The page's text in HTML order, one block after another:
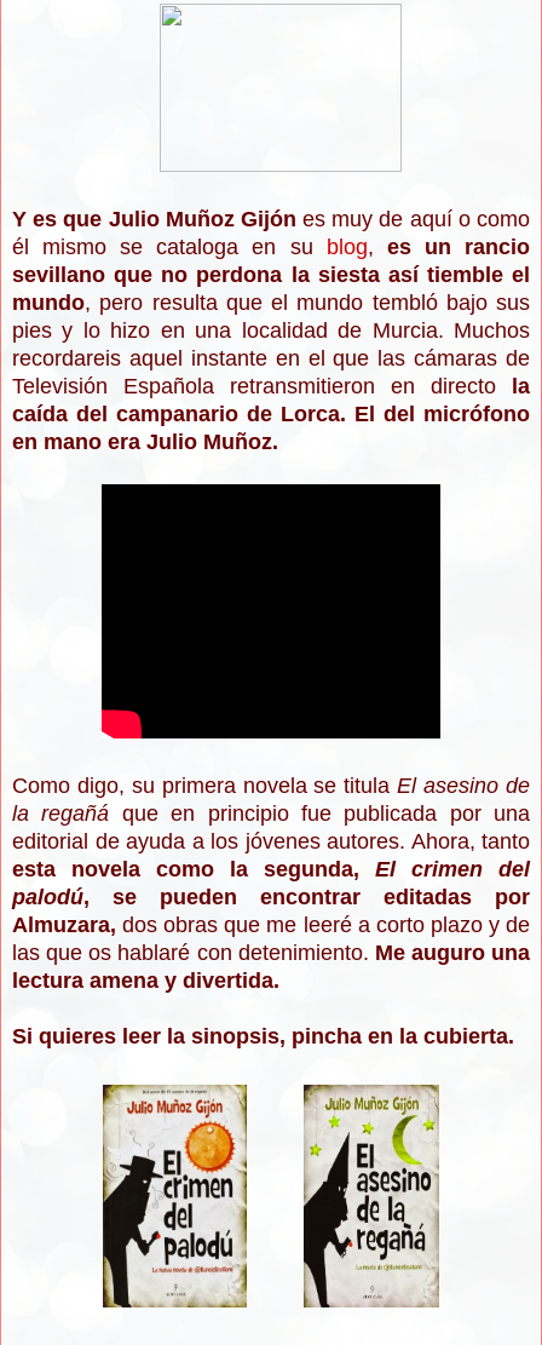
Y es que Julio Muñoz Gijón es muy de aquí o como
él mismo se cataloga en su
blog, es un rancio
sevillano que no perdona la siesta así tiemble el
mundo, pero resulta que el mundo tembló bajo sus
pies y lo hizo en una localidad de Murcia. Muchos
recordareis aquel instante en el que las cámaras de
Televisión Española retransmitieron en directo
la
caída del campanario de Lorca. El del micrófono
en mano era Julio Muñoz.
Como digo, su primera novela se titulaEl asesino de
la regañá que en principio fue publicada por una
editorial de ayuda a los jóvenes autores. Ahora, tanto
esta novela como la segunda, El crimen del
palodú, se pueden encontrar editadas por
Almuzara,dos obras que me leeré a corto plazo y de
las que os hablaré con detenimiento. Me auguro una
lectura amena y divertida.
Si quieres leer la sinopsis, pincha en la cubierta.